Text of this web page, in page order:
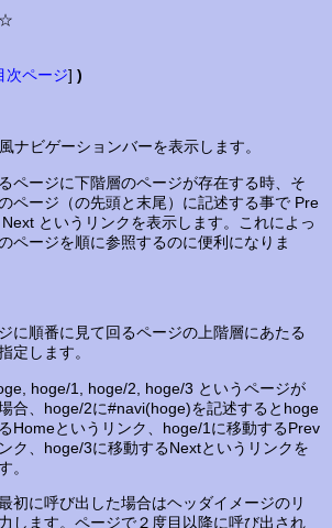
次ページ])
ナビゲーションバーを表示します。
ページに下階層のページが存在する時、そ
ページ（の先頭と末尾）に記述する事で Pre
というリンクを表示します。これによっ
ページを順に参照するのに便利になりま
に順番に見て回るページの上階層にあたる
定します。
hoge/1, hoge/2, hoge/3 というページが
合、hoge/2に#navi(hoge)を記述するとhoge
Homeというリンク、hoge/1に移動するPrev
ク、hoge/3に移動するNextというリンクを
。
初に呼び出した場合はヘッダイメージのリ
します。ページで２度目以降に呼び出され